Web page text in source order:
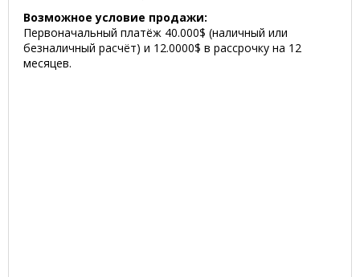
Возможное условие продажи:
Первоначальный платёж 40.000$ (наличный или
безналичный расчёт) и 12.0000$ в рассрочку на 12
месяцев.